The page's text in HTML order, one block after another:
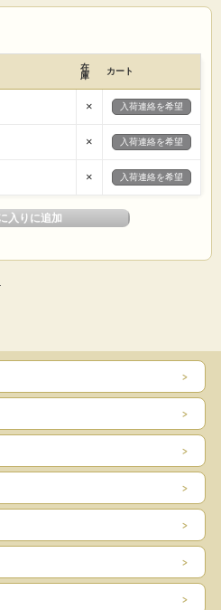
在
庫
カート
× 入荷連絡を希望
× 入荷連絡を希望
× 入荷連絡を希望